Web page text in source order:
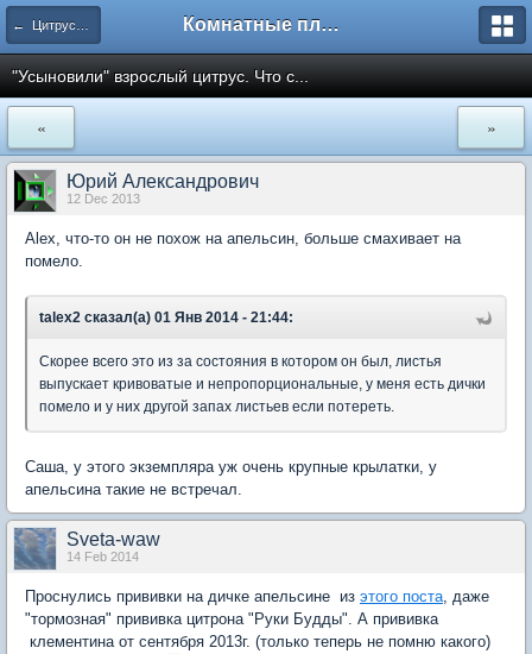
← Цитрусовый сад Комнатные плодовые экзоты
"Усыновили" взрослый цитрус. Что с...
« »
Юрий Александрович
12 Dec 2013
Alex, что-то он не похож на апельсин, больше смахивает на
помело.
talex2 сказал(а) 01 Янв 2014 - 21:44:
Скорее всего это из за состояния в котором он был, листья
выпускает кривоватые и непропорциональные, у меня есть дички
помело и у них другой запах листьев если потереть.
Саша, у этого экземпляра уж очень крупные крылатки, у
апельсина такие не встречал.
Sveta-waw
14 Feb 2014
Проснулись прививки на дичке апельсине из этого поста, даже
"тормозная" прививка цитрона "Руки Будды". А прививка
клементина от сентября 2013г. (только теперь не помню какого)